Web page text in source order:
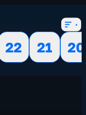
22 21
20